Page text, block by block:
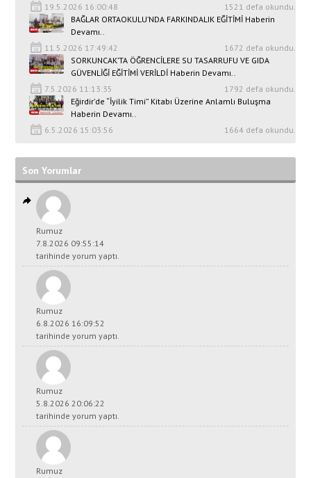
19.5.2026 16:00:48
1521 defa okundu.
BAĞLAR ORTAOKULU’NDA FARKINDALIK EĞİTİMİ Haberin
Devamı..
11.5.2026 17:49:42
1672 defa okundu.
SORKUNCAK’TA ÖĞRENCİLERE SU TASARRUFU VE GIDA
GÜVENLİĞİ EĞİTİMİ VERİLDİ Haberin Devamı..
7.5.2026 11:13:35
1792 defa okundu.
Eğirdir’de “İyilik Timi” Kitabı Üzerine Anlamlı Buluşma
Haberin Devamı..
6.5.2026 15:03:56
1664 defa okundu.
Son Yorumlar
Rumuz
7.8.2026 09:55:14
tarihinde yorum yaptı.
Rumuz
6.8.2026 16:09:52
tarihinde yorum yaptı.
Rumuz
5.8.2026 20:06:22
tarihinde yorum yaptı.
Rumuz